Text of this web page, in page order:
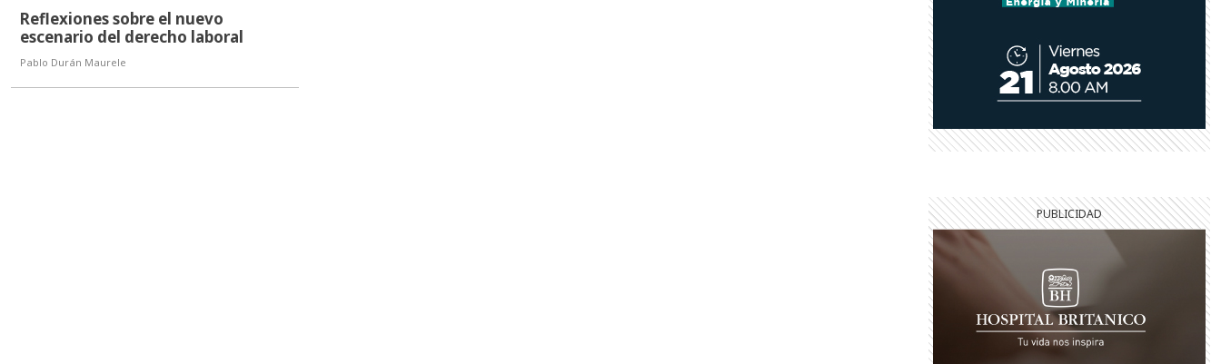
Reflexiones sobre el nuevo
escenario del derecho laboral
Pablo Durán Maurele